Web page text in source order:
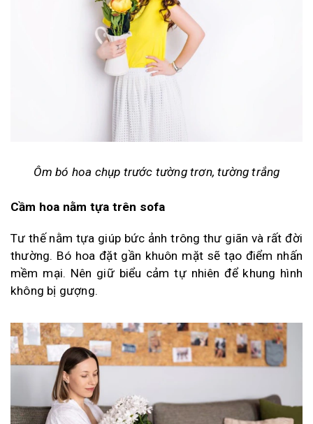
Ôm bó hoa chụp trước tường trơn, tường trắng
Cầm hoa nằm tựa trên sofa
Tư thế nằm tựa giúp bức ảnh trông thư giãn và rất đời
thường. Bó hoa đặt gần khuôn mặt sẽ tạo điểm nhấn
mềm mại. Nên giữ biểu cảm tự nhiên để khung hình
không bị gượng.